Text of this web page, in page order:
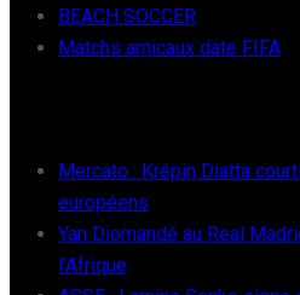
BEACH SOCCER
Matchs amicaux date FIFA
Mercato : Krépin Diatta
européens
Yan Diomandé au Real
l’Afrique